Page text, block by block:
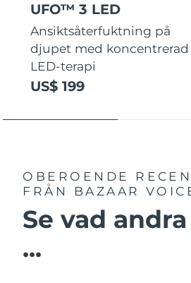
UFO™ 3 LED
Ansiktsåterfuktning på
djupet med koncentrerad
LED-terapi
US$ 199
OBEROENDE
FRÅN BAZAAR
Se vad
...